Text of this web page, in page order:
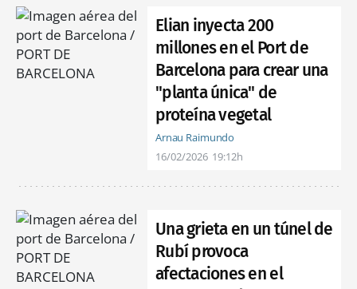
Elian inyecta 200
millones en el Port de
Barcelona para crear una
"planta única" de
proteína vegetal
Arnau Raimundo
16/02/2026 19:12h
Una grieta en un túnel de
Rubí provoca
afectaciones en el